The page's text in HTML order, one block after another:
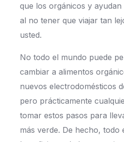
que los orgánicos y ayudan
al no tener que viajar tan
usted.
No todo el mundo puede
cambiar a alimentos
nuevos electrodomésticos
pero prácticamente
tomar estos pasos para
más verde. De hecho, todo